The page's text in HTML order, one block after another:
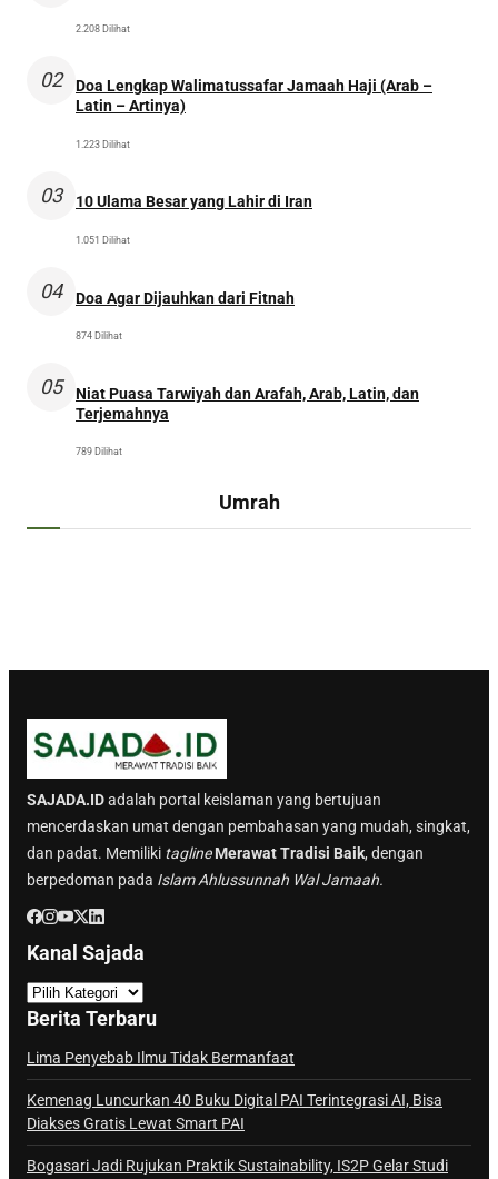
2.208 Dilihat
02
Doa Lengkap Walimatussafar Jamaah Haji (Arab –
Latin – Artinya)
1.223 Dilihat
03 10 Ulama Besar yang Lahir di Iran
1.051 Dilihat
04 Doa Agar Dijauhkan dari Fitnah
874 Dilihat
05
Niat Puasa Tarwiyah dan Arafah, Arab, Latin, dan
Terjemahnya
789 Dilihat
Umrah
SAJADA.IDadalah portal keislaman yang bertujuan
mencerdaskan umat dengan pembahasan yang mudah, singkat,
dan padat. Memiliki tagline Merawat Tradisi Baik, dengan
berpedoman pada Islam Ahlussunnah Wal Jamaah.
Kanal Sajada
K
a
n
a
l
S
j
Berita Terbaru
Lima Penyebab Ilmu Tidak Bermanfaat
Kemenag Luncurkan 40 Buku Digital PAI Terintegrasi AI, Bisa
Diakses Gratis Lewat Smart PAI
Bogasari Jadi Rujukan Praktik Sustainability, IS2P Gelar Studi